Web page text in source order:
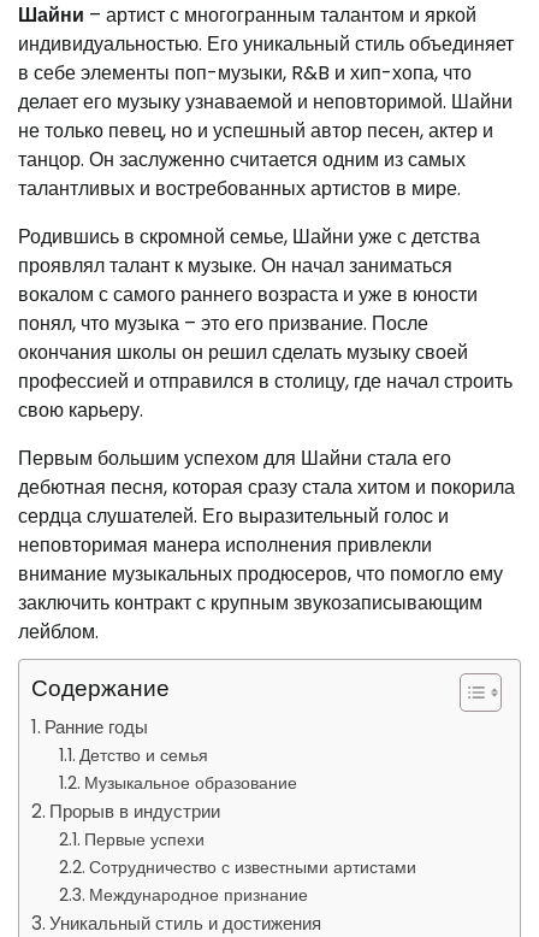
Шайни – артист с многогранным талантом и яркой
индивидуальностью. Его уникальный стиль объединяет
в себе элементы поп-музыки, R&B и хип-хопа, что
делает его музыку узнаваемой и неповторимой. Шайни
не только певец, но и успешный автор песен, актер и
танцор. Он заслуженно считается одним из самых
талантливых и востребованных артистов в мире.
Родившись в скромной семье, Шайни уже с детства
проявлял талант к музыке. Он начал заниматься
вокалом с самого раннего возраста и уже в юности
понял, что музыка – это его призвание. После
окончания школы он решил сделать музыку своей
профессией и отправился в столицу, где начал строить
свою карьеру.
Первым большим успехом для Шайни стала его
дебютная песня, которая сразу стала хитом и покорила
сердца слушателей. Его выразительный голос и
неповторимая манера исполнения привлекли
внимание музыкальных продюсеров, что помогло ему
заключить контракт с крупным звукозаписывающим
лейблом.
Содержание
Ранние годы
Детство и семья
Музыкальное образование
Прорыв в индустрии
Первые успехи
Сотрудничество с известными артистами
Международное признание
Уникальный стиль и достижения